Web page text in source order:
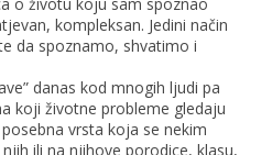
kompleksan. Jedini način
da spoznamo, shvatimo i
danas kod mnogih ljudi pa
koji životne probleme gledaju
vrsta koja se nekim
ili na njihove porodice, klasu,